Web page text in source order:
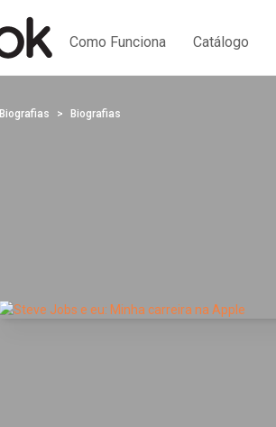
Como Funciona Catálogo
Biografias Biografias